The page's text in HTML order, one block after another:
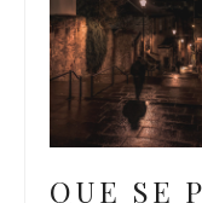
QUE SE